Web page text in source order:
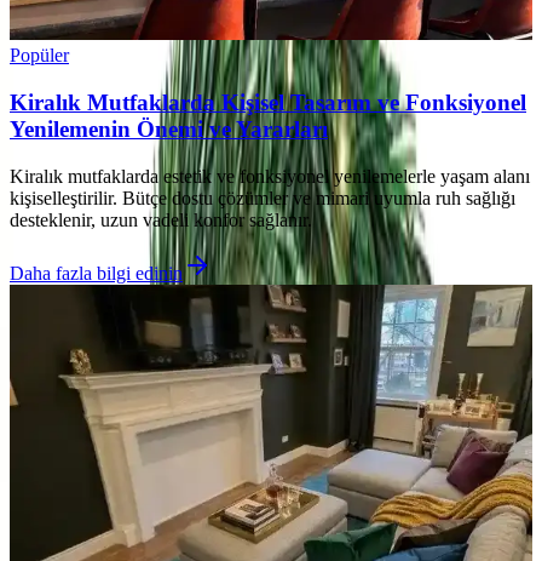
Popüler
Kiralık Mutfaklarda Kişisel Tasarım ve Fonksiyonel
Yenilemenin Önemi ve Yararları
Kiralık mutfaklarda estetik ve fonksiyonel yenilemelerle yaşam alanı
kişiselleştirilir. Bütçe dostu çözümler ve mimari uyumla ruh sağlığı
desteklenir, uzun vadeli konfor sağlanır.
Daha fazla bilgi edinin